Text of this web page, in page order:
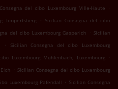
del cibo Luxembourg Ville-Haute
.
Limpertsberg
. Sicilian Consegna del cibo
del cibo Luxembourg Gasperich . Sicilian
.
Sicilian Consegna del cibo Luxembourg
Luxembourg Muhlenbach, Luxembourg
.
. Sicilian Consegna del cibo Luxembourg
Luxembourg Pafendall . Sicilian Consegna